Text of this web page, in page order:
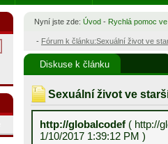
Nyní jste zde: Úvod - Rychlá pomoc
- Fórum k článku:Sexuální život ve
Diskuse k článku
Sexuální život ve
http://globalcodef ( http://
1/10/2017 1:39:12 PM )